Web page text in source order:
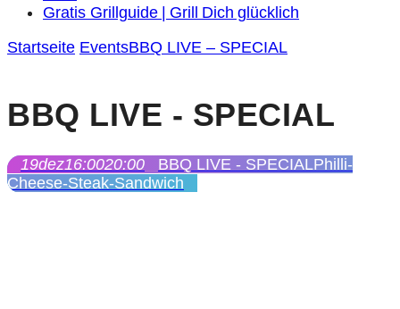
Gratis Grillguide | Grill Dich glücklich
Startseite EventsBBQ LIVE – SPECIAL
BBQ LIVE - SPECIAL
19dez16:0020:00 BBQ LIVE - SPECIALPhilli-
Cheese-Steak-Sandwich